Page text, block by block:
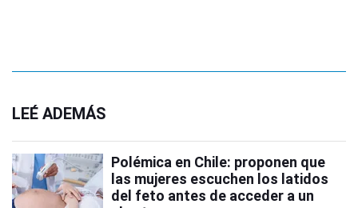
LEÉ ADEMÁS
Polémica en Chile: proponen que
las mujeres escuchen los latidos
del feto antes de acceder a un